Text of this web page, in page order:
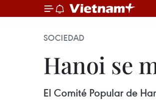
SOCIEDAD
Hanoi se
El Comité Popular de